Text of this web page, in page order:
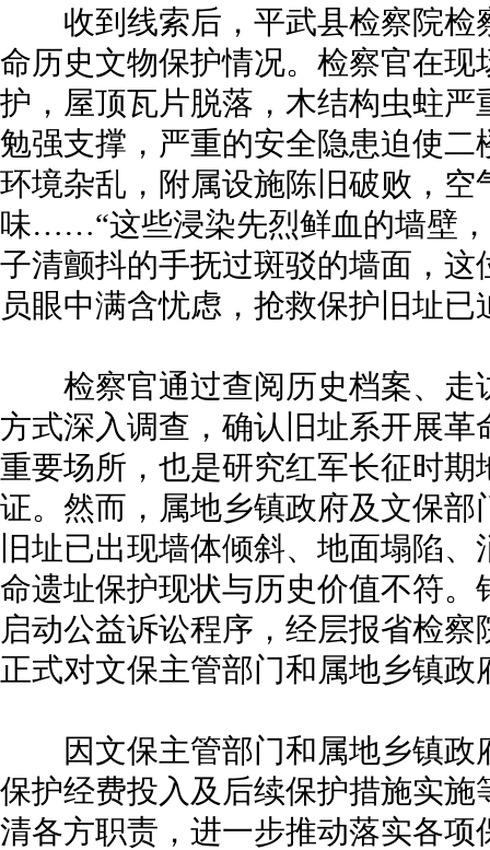
收到线索后，平武县检察院检
命历史文物保护情况。检察官在
护，屋顶瓦片脱落，木结构虫蛀
勉强支撑，严重的安全隐患迫使
环境杂乱，附属设施陈旧破败，
味……“这些浸染先烈鲜血的墙壁
子清颤抖的手抚过斑驳的墙面，
员眼中满含忧虑，抢救保护旧址已
检察官通过查阅历史档案、走
方式深入调查，确认旧址系开展
重要场所，也是研究红军长征时
证。然而，属地乡镇政府及文保
旧址已出现墙体倾斜、地面塌陷
命遗址保护现状与历史价值不符
启动公益诉讼程序，经层报省检察
正式对文保主管部门和属地乡镇政
因文保主管部门和属地乡镇政
保护经费投入及后续保护措施实
清各方职责，进一步推动落实各项